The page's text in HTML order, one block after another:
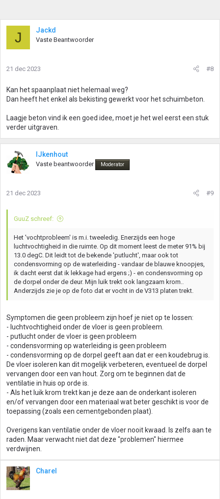
J Jackd
Vaste Beantwoorder
21 dec 2023 #8
Kan het spaanplaat niet helemaal weg?
Dan heeft het enkel als bekisting gewerkt voor het schuimbeton.
Laagje beton vind ik een goed idee, moet je het wel eerst een stuk
verder uitgraven.
IJkenhout
Vaste beantwoorder Moderator
21 dec 2023 #9
GuuZ schreef:
Het 'vochtprobleem' is m.i. tweeledig. Enerzijds een hoge
luchtvochtigheid in die ruimte. Op dit moment leest de meter 91% bij
13.0 degC. Dit leidt tot de bekende 'putlucht', maar ook tot
condensvorming op de waterleiding - vandaar de blauwe knoopjes,
ik dacht eerst dat ik lekkage had ergens ;) - en condensvorming op
de dorpel onder de deur. Mijn luik trekt ook langzaam krom..
Anderzijds zie je op de foto dat er vocht in de V313 platen trekt.
Symptomen die geen probleem zijn hoef je niet op te lossen:
- luchtvochtigheid onder de vloer is geen probleem.
- putlucht onder de vloer is geen probleem
- condensvorming op waterleiding is geen probleem
- condensvorming op de dorpel geeft aan dat er een koudebrug is.
De vloer isoleren kan dit mogelijk verbeteren, eventueel de dorpel
vervangen door een van hout. Zorg om te beginnen dat de
ventilatie in huis op orde is.
- Als het luik krom trekt kan je deze aan de onderkant isoleren
en/of vervangen door een materiaal wat beter geschikt is voor de
toepassing (zoals een cementgebonden plaat).
Overigens kan ventilatie onder de vloer nooit kwaad. Is zelfs aan te
raden. Maar verwacht niet dat deze "problemen" hiermee
verdwijnen.
Charel